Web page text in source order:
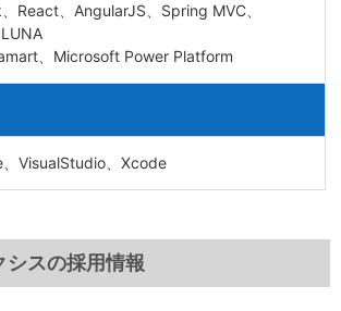
React、AngularJS、Spring MVC、
、Microsoft Power Platform
VisualStudio、Xcode
シスの採用情報